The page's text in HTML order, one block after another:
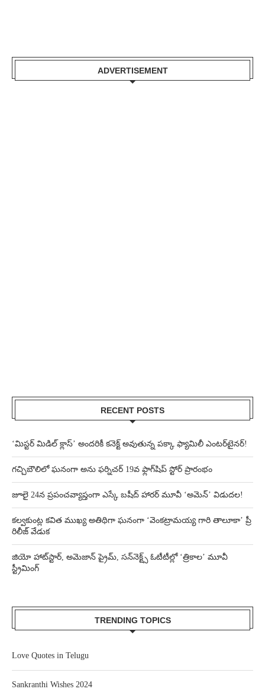
ADVERTISEMENT
RECENT POSTS
‘మిస్టర్ మిడిల్ క్లాస్’ అందరికీ కనెక్ట్ అవుతున్న పక్కా ఫ్యామిలీ ఎంటర్‌టైనర్!
గచ్చిబౌలిలో ఘనంగా అను ఫర్నిచర్ 19వ ఫ్లాగ్‌షిప్ స్టోర్ ప్రారంభం
జూలై 24న ప్రపంచవ్యాప్తంగా ఎస్కే బషీద్‌ హారర్ మూవీ ‘అమెన్’ విడుదల!
కల్వకుంట్ల కవిత ముఖ్య అతిథిగా ఘనంగా ‘వెంకట్రామయ్య గారి తాలూకా’ ప్రీ
రిలీజ్ వేడుక
జియో హాట్‌స్టార్, అమెజాన్ ప్రైమ్, సన్‌నెక్ట్స్ ఓటీటీల్లో ‘త్రికాల’ మూవీ
స్ట్రీమింగ్
TRENDING TOPICS
Love Quotes in Telugu
Sankranthi Wishes 2024